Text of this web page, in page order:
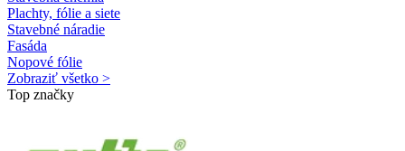
Plachty, fólie a siete
Stavebné náradie
Fasáda
Nopové fólie
Zobraziť všetko >
Top značky